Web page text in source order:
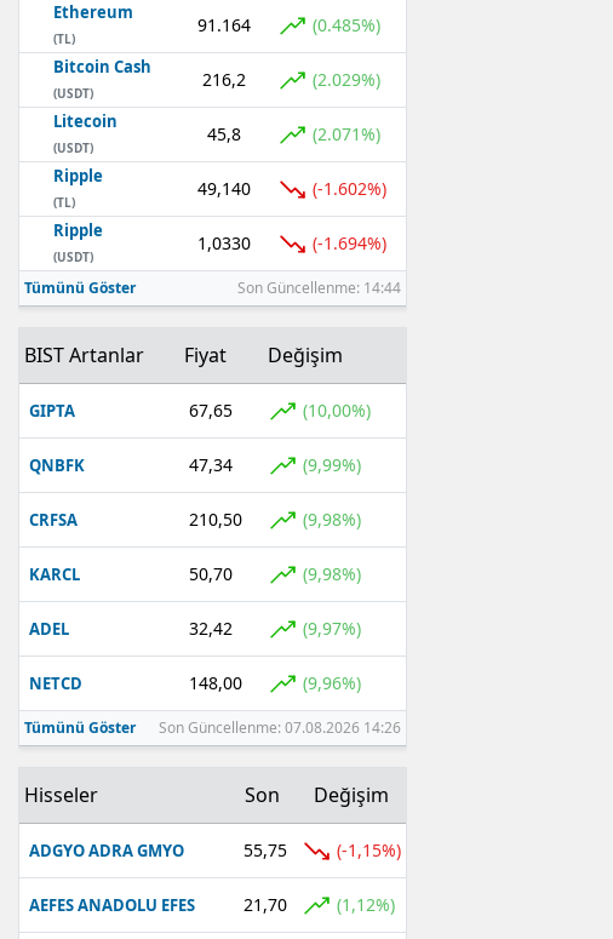
Ethereum
(TL)
91.164 (0.485%)
Bitcoin Cash
(USDT)
216,2 (2.029%)
Litecoin
(USDT)
45,8 (2.071%)
Ripple
(TL)
49,140 (-1.602%)
Ripple
(USDT)
1,0330 (-1.694%)
Tümünü Göster Son Güncellenme: 14:44
BIST Artanlar Fiyat Değişim
GIPTA 67,65 (10,00%)
QNBFK 47,34 (9,99%)
CRFSA 210,50 (9,98%)
KARCL 50,70 (9,98%)
ADEL 32,42 (9,97%)
NETCD 148,00 (9,96%)
Tümünü Göster Son Güncellenme: 07.08.2026 14:26
Hisseler Son Değişim
ADGYO ADRA GMYO 55,75 (-1,15%)
AEFES ANADOLU EFES 21,70 (1,12%)